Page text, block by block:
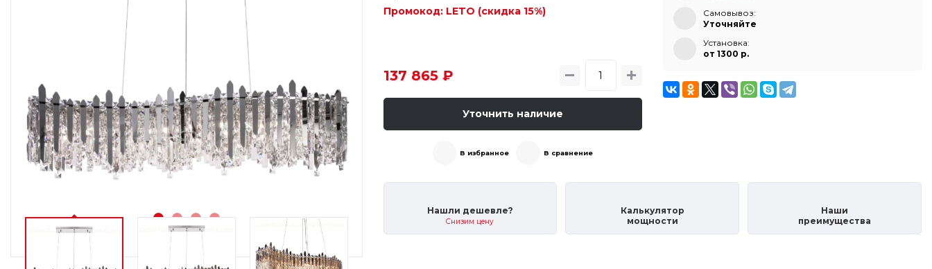
Промокод: LETO (скидка 15%)
137 865 ₽
Уточнить наличие
В избранное В сравнение
Самовывоз:
Уточняйте
Установка:
от 1300 p.
Нашли дешевле?
Снизим цену
Калькулятор
мощности
Наши
преимущества